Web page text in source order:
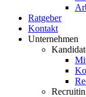
Ratgeber
Kontakt
Unternehmen